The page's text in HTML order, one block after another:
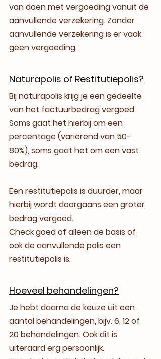
van doen met vergoeding vanuit de
aanvullende verzekering. Zonder
aanvullende verzekering is er vaak
geen vergoeding.
Naturapolis of Restitutiepolis?
Bij naturapolis krijg je een gedeelte
van het factuurbedrag vergoed.
Soms gaat het hierbij om een
percentage (variërend van 50-
80%), soms gaat het om een vast
bedrag.
Een restitutiepolis is duurder, maar
hierbij wordt doorgaans een groter
bedrag vergoed.
Check goed of alleen de basis of
ook de aanvullende polis een
restitutiepolis is.
Hoeveel behandelingen?
Je hebt daarna de keuze uit een
aantal behandelingen, bijv. 6, 12 of
20 behandelingen. Ook dit is
uiteraard erg persoonlijk.